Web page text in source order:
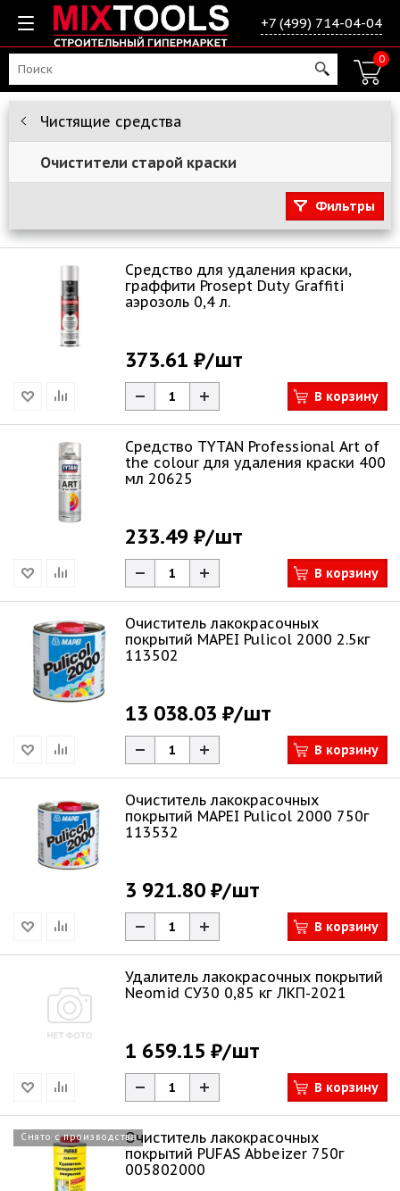
+7 (499) 714-04-04
0
Чистящие средства
Очистители старой краски
Фильтры
Средство для удаления краски,
граффити Prosept Duty Graffiti
аэрозоль 0,4 л.
373.61 ₽/шт
В корзину
Средство TYTAN Professional Art of
the colour для удаления краски 400
мл 20625
233.49 ₽/шт
В корзину
Очиститель лакокрасочных
покрытий MAPEI Pulicol 2000 2.5кг
113502
13 038.03 ₽/шт
В корзину
Очиститель лакокрасочных
покрытий MAPEI Pulicol 2000 750г
113532
3 921.80 ₽/шт
В корзину
Удалитель лакокрасочных покрытий
Neomid СУ30 0,85 кг ЛКП-2021
1 659.15 ₽/шт
В корзину
Снято с производстваОчиститель лакокрасочных
покрытий PUFAS Abbeizer 750г
005802000